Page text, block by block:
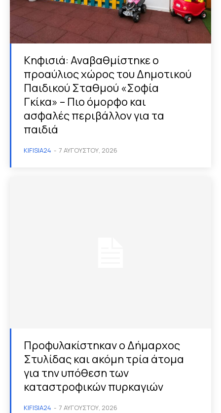
Κηφισιά: Αναβαθμίστηκε ο
προαύλιος χώρος του Δημοτικού
Παιδικού Σταθμού «Σοφία
Γκίκα» – Πιο όμορφο και
ασφαλές περιβάλλον για τα
παιδιά
KIFISIA24 - 7 ΑΥΓΟΎΣΤΟΥ, 2026
Προφυλακίστηκαν ο Δήμαρχος
Στυλίδας και ακόμη τρία άτομα
για την υπόθεση των
καταστροφικών πυρκαγιών
KIFISIA24 - 7 ΑΥΓΟΎΣΤΟΥ, 2026